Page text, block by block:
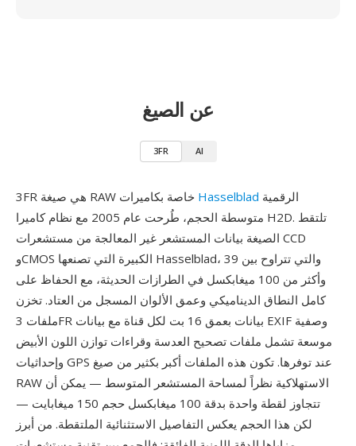
عن الصيغ
3FR AI
Hasselblad
متوسطة الحجم، طُرحت عام 2005 مع نظام كاميرا H2D. تلتقط
الصيغة بيانات المستشعر غير المعالجة من مستشعرات CCD
وCMOS الكبيرة التي تصنعها Hasselblad، والتي تتراوح بين 39
وأكثر من 100 ميغابكسل في الطرازات الحديثة، مع الحفاظ على
كامل النطاق الديناميكي وعمق الألوان المسجل من العتاد. تخزن
ملفات 3FR بيانات بعمق 16 بت لكل قناة مع بيانات EXIF وصفية
موسعة تشمل ملفات تصحيح العدسة وقراءات توازن اللون الأبيض
وإحداثيات GPS عند توفرها. تكون هذه الملفات أكبر بكثير من صيغ
RAW الاستهلاكية نظراً لمساحة المستشعر المتوسط — يمكن أن
تتجاوز لقطة واحدة بدقة 100 ميغابكسل حجم 150 ميغابايت —
لكن هذا الحجم يعكس التفاصيل الاستثنائية الملتقطة. من أبرز